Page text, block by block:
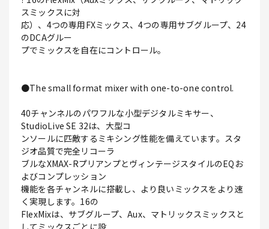
スミックスに対
応）、4つの専用FXミックス、4つの専用サブグループ、24
のDCAグルー
プでミックスを自在にコントロール。
●The small format mixer with one-to-one control.
40チャンネルのパワフルな小型デジタルミキサー、
StudioLive SE 32は、大型コ
ンソールに匹敵するミキシング性能を備えています。スタ
ジオ品質で完全リコーラ
ブルなXMAX-RプリアンプとヴィンテージスタイルのEQお
よびコンプレッション
機能を各チャンネルに搭載し、より良いミックスをより速
く実現します。16の
FlexMixは、サブグループ、Aux、マトリックスミックスと